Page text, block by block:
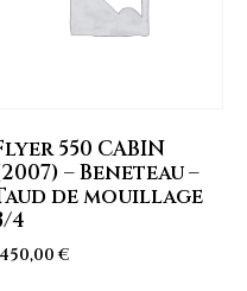
550 CABIN
– Beneteau –
de mouillage
4
€